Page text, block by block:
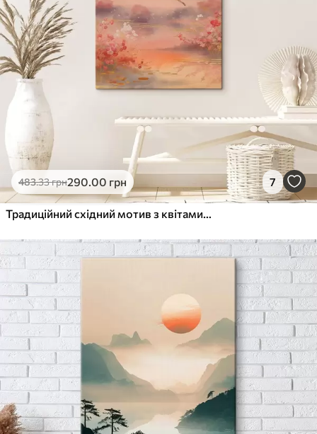
483.33грн290.00 грн 7
Традиційний східний мотив з квітами сакури та журавлями